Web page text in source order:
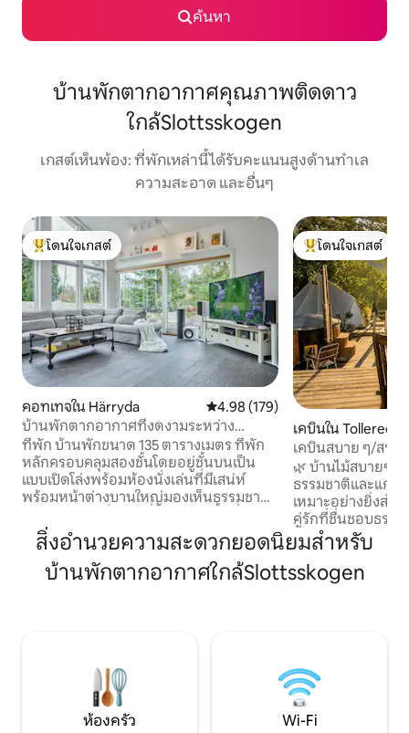
ค้นหา
บ้านพักตากอากาศคุณภาพติดดาว
ใกล้Slottsskogen
เกสต์เห็นพ้อง: ที่พักเหล่านี้ได้รับคะแนนสูงด้านทำเล
ความสะอาด และอื่นๆ
โดนใจเกสต์ที่สุด
โดนใจเกสต์
คอทเทจใน Härryda คะแนนเฉลี่ย 4.98 จาก 5, 179 รีวิว
4.98 (179)
บ้านพักตากอากาศที่งดงามระหว่าง
ทะเลสาบ 2 แห่งในโกเธนเบิร์ก
ที่พัก บ้านพักขนาด 135 ตารางเมตร ที่พัก
หลักครอบคลุมสองชั้นโดยอยู่ชั้นบนเป็น
แบบเปิดโล่งพร้อมห้องนั่งเล่นที่มีเสน่ห์
พร้อมหน้าต่างบานใหญ่มองเห็นธรรมชาติ
แบบเปิดห้องรับประทานอาหารแบบเปิดโล่ง
พร้อมเตาผิงที่อบอุ่นและห้องศิลปะขนาด
เล็กพร้อมโต๊ะทำงานโซนทาสีและพื้นที่พัก
ผ่อนหย่อนใจ ที่นี่คุณสามารถลองความคิด
โถงห้องซักรีดห้องนอนใหญ่พร้อมเตียงคิง
ไซส์และห้องนอนขนาดเล็กพร้อมเตียงเรียบ
ง่าย ในสวนคุณสามารถเพลิดเพลินกับพื้นที่
ลานชิลๆหลังบ้าน พื้นที่บาร์บีคิวหน้าบ้านมี
โดนใจเกสต์ที่สุด
โดนใจเกสต์
เคบินใน Tollered
เคบินสบาย ๆ/สระ
ร้อน/ใกล้กอเธนเบิ
🌿 บ้านไม้สบายๆ
ธรรมชาติและแกล
เหมาะอย่างยิ่งสำ
คู่รักที่ชื่นชอบธรรม
สบาย • ห้องครัวพร้อมอุปกรณ์ครบครัน •
อ่างน้ำร้อนที่ใช้ไฟฟืน • ยินดีต้อ
เลี้ยง • เต็นท์แกลมป์ปิ้ง 25 ตร.ม. • สวน
ขนาดใหญ่ • ลานบ้านมีหลังคา • เครื่องปรับ
เมมโมรี่โฟม • 2 จักรยานช่วงฤดูร้อน • เตียง
อาบแดด 2 เตียง •
กลางแจ้งที่ใช้ควา
สิ่งอำนวยความสะดวกยอดนิยมสำหรับ
บ้านพักตากอากาศใกล้Slottsskogen
ห้องครัว Wi-Fi